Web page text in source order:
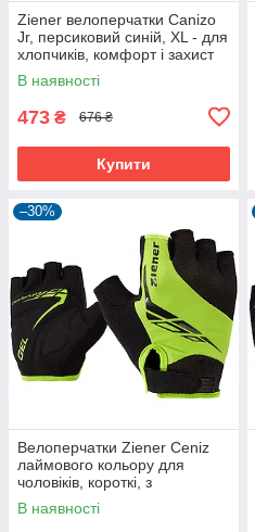
Ziener велоперчатки Canizo
Jr, персиковий синій, XL - для
хлопчиків, комфорт і захист
В наявності
473 ₴ 676 ₴
Купити
–30%
Велоперчатки Ziener Ceniz
лаймового кольору для
чоловіків, короткі, з
амортизуючими вставками та
гелевими подушечками
В наявності